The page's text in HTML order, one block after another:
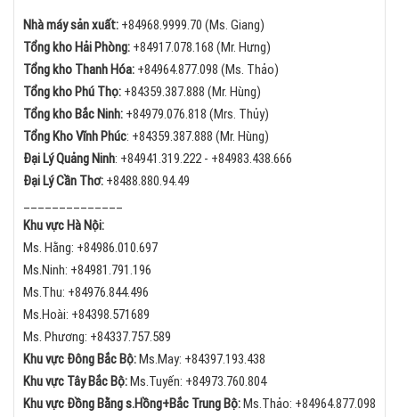
Nhà máy sản xuất: +84968.9999.70 (Ms. Giang)
Tổng kho Hải Phòng: +84917.078.168 (Mr. Hưng)
Tổng kho Thanh Hóa: +84964.877.098 (Ms. Thảo)
Tổng kho Phú Thọ: +84359.387.888 (Mr. Hùng)
Tổng kho Bắc Ninh: +84979.076.818 (Mrs. Thủy)
Tổng Kho Vĩnh Phúc: +84359.387.888 (Mr. Hùng)
Đại Lý Quảng Ninh: +84941.319.222 - +84983.438.666
Đại Lý Cần Thơ: +8488.880.94.49
Khu vực Hà Nội:
Ms. Hằng: +84986.010.697
Ms.Ninh: +84981.791.196
Ms.Thu: +84976.844.496
Ms.Hoài: +84398.571689
Ms. Phương: +84337.757.589
Khu vực Đông Bắc Bộ: Ms.May: +84397.193.438
Khu vực Tây Bắc Bộ: Ms.Tuyến: +84973.760.804
Khu vực Đồng Bằng s.Hồng+Bắc Trung Bộ: Ms.Thảo: +84964.877.098